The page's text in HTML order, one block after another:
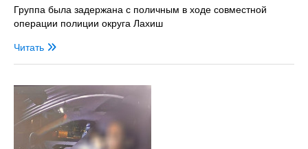
Группа была задержана с поличным в ходе совместной
операции полиции округа Лахиш
Читать